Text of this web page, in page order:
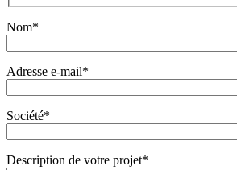
Nom*
Adresse e-mail*
Société*
Description de votre projet*